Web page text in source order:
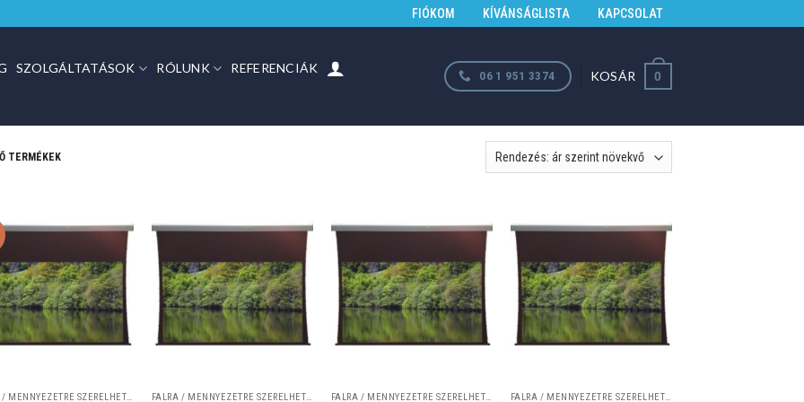
FIÓKOM KÍVÁNSÁGLISTA KAPCSOLAT
SZOLGÁLTATÁSOK RÓLUNK REFERENCIÁK 06 1 951 3374 KOSÁR 0
TERMÉKEK
FALRA / MENNYEZETRE SZERELHETŐ VETÍTŐVÁSZNAK FALRA / MENNYEZETRE SZERELHETŐ VETÍTŐVÁSZNAK FALRA / MENNYEZETRE SZERELHETŐ VETÍTŐVÁSZNAK FALRA / MENNYEZETRE SZERELHETŐ VETÍTŐVÁSZNAK